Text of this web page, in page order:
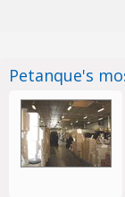
Petanque's